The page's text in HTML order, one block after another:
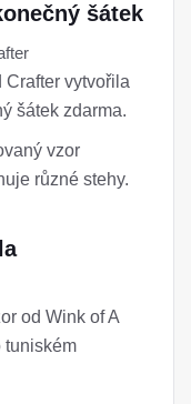
šátek
Crafter vytvořila
šátek zdarma.
vzor
různé stehy.
od Wink of A
tuniském